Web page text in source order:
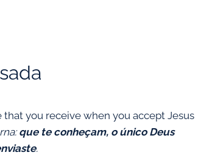
you receive when you accept Jesus
que te conheçam, o único Deus
.